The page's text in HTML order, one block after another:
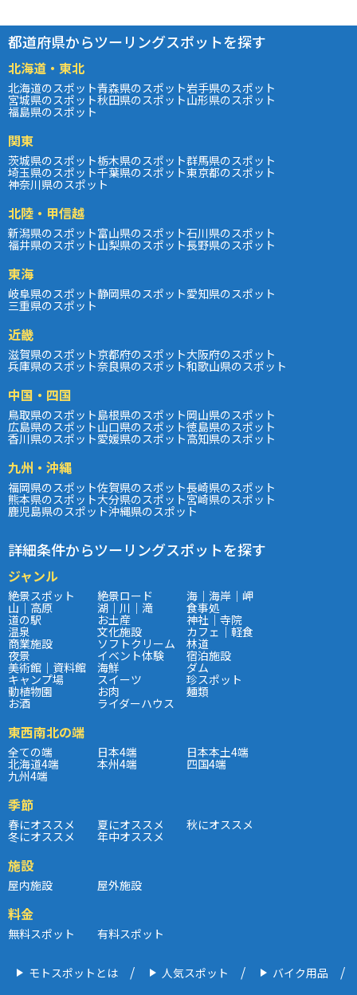
都道府県からツーリングスポットを探す
北海道・東北
北海道のスポット青森県のスポット岩手県のスポット
宮城県のスポット秋田県のスポット山形県のスポット
福島県のスポット
関東
茨城県のスポット栃木県のスポット群馬県のスポット
埼玉県のスポット千葉県のスポット東京都のスポット
神奈川県のスポット
北陸・甲信越
新潟県のスポット富山県のスポット石川県のスポット
福井県のスポット山梨県のスポット長野県のスポット
東海
岐阜県のスポット静岡県のスポット愛知県のスポット
三重県のスポット
近畿
滋賀県のスポット京都府のスポット大阪府のスポット
兵庫県のスポット奈良県のスポット和歌山県のスポット
中国・四国
鳥取県のスポット島根県のスポット岡山県のスポット
広島県のスポット山口県のスポット徳島県のスポット
香川県のスポット愛媛県のスポット高知県のスポット
九州・沖縄
福岡県のスポット佐賀県のスポット長崎県のスポット
熊本県のスポット大分県のスポット宮崎県のスポット
鹿児島県のスポット沖縄県のスポット
詳細条件からツーリングスポットを探す
ジャンル
絶景スポット 絶景ロード 海｜海岸｜岬
山｜高原 湖｜川｜滝 食事処
道の駅 お土産 神社｜寺院
温泉 文化施設 カフェ｜軽食
商業施設 ソフトクリーム 林道
夜景 イベント体験 宿泊施設
美術館｜資料館 海鮮 ダム
キャンプ場 スイーツ 珍スポット
動植物園 お肉 麺類
お酒 ライダーハウス
東西南北の端
全ての端 日本4端 日本本土4端
北海道4端 本州4端 四国4端
九州4端
季節
春にオススメ 夏にオススメ 秋にオススメ
冬にオススメ 年中オススメ
施設
屋内施設 屋外施設
料金
無料スポット 有料スポット
モトスポットとは 人気スポット バイク用品